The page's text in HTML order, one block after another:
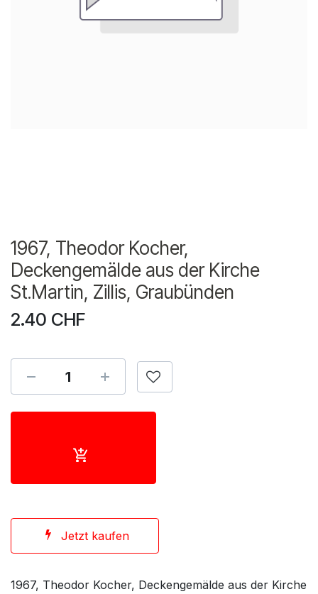
1967, Theodor Kocher,
Deckengemälde aus der Kirche
St.Martin, Zillis, Graubünden
2.40 CHF
Jetzt kaufen
1967, Theodor Kocher, Deckengemälde aus der Kirche